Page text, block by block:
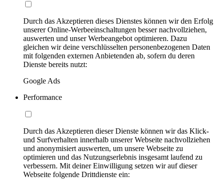
Durch das Akzeptieren dieses Dienstes können wir den Erfolg
unserer Online-Werbeeinschaltungen besser nachvollziehen,
auswerten und unser Werbeangebot optimieren. Dazu
gleichen wir deine verschlüsselten personenbezogenen Daten
mit folgenden externen Anbietenden ab, sofern du deren
Dienste bereits nutzt:
Google Ads
Performance
Durch das Akzeptieren dieser Dienste können wir das Klick-
und Surfverhalten innerhalb unserer Webseite nachvollziehen
und anonymisiert auswerten, um unsere Webseite zu
optimieren und das Nutzungserlebnis insgesamt laufend zu
verbessern. Mit deiner Einwilligung setzen wir auf dieser
Webseite folgende Drittdienste ein: